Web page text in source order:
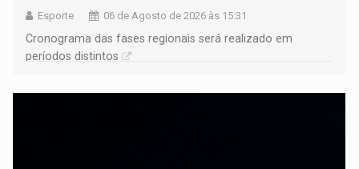
Esporte 06 de Agosto de 2026 às 15:31
Cronograma das fases regionais será realizado em
períodos distintos